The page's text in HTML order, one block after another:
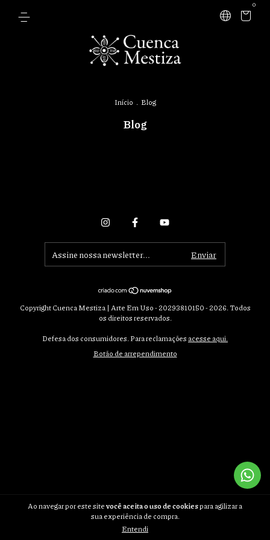
0
Ao navegar por este sitevocê aceita o uso de cookiespara agilizar a
sua experiência de compra.
Entendi
Início . Blog
Blog
Copyright Cuenca Mestiza | Arte Em Uso - 20293810150 - 2026. Todos
os direitos reservados.
Defesa dos consumidores. Para reclamações acesse aqui.
Botão de arrependimento